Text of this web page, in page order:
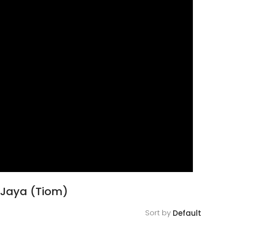
(Tiom)
Sort by